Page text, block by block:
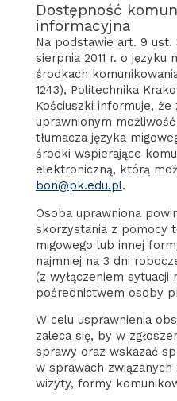
Dostępność
informacyjna
Na podstawie art. 9 ust.
sierpnia 2011 r. o języku
środkach
1243), Politechnika
Kościuszki informuje,
uprawnionym
tłumacza języka
środki wspierające
elektroniczną, którą
bon@pk.edu.pl.
Osoba uprawniona
skorzystania z pomocy
migowego lub innej
najmniej na 3 dni
(z wyłączeniem sytuacji
pośrednictwem osoby
W celu usprawnienia
zaleca się, by w
sprawy oraz wskazać
w sprawach
wizyty, formy